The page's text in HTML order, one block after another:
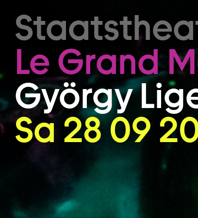
Zum Hauptinhalt
Le Grand
György
Sa 28 09